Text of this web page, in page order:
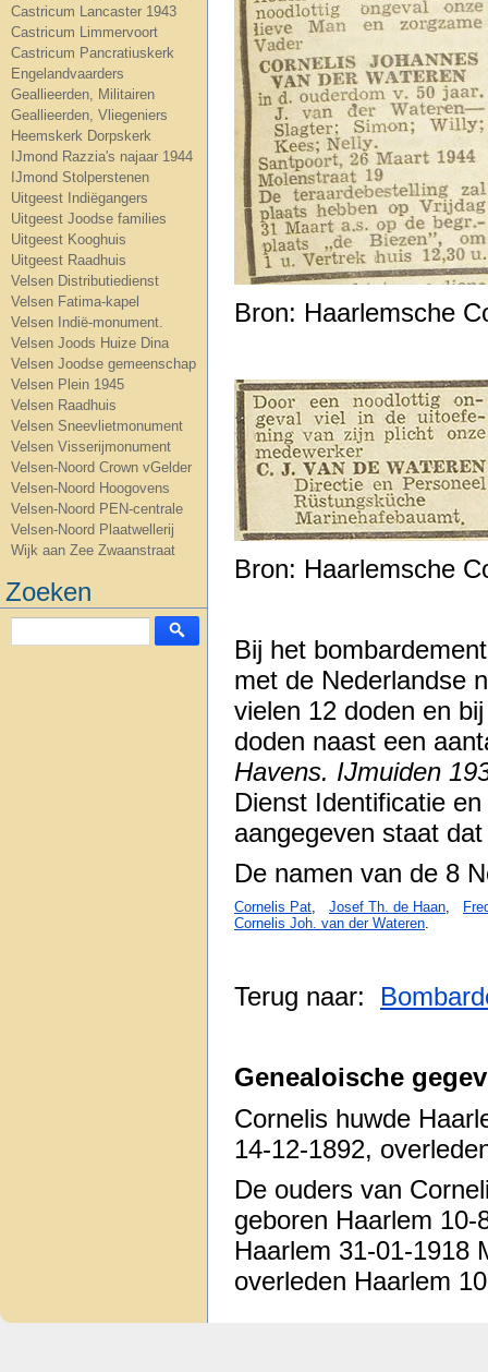
Castricum Lancaster 1943
Castricum Limmervoort
Castricum Pancratiuskerk
Engelandvaarders
Geallieerden, Militairen
Geallieerden, Vliegeniers
Heemskerk Dorpskerk
IJmond Razzia's najaar 1944
IJmond Stolperstenen
Uitgeest Indiëgangers
Uitgeest Joodse families
Uitgeest Kooghuis
Uitgeest Raadhuis
Velsen Distributiedienst
Velsen Fatima-kapel
Velsen Indië-monument.
Velsen Joods Huize Dina
Velsen Joodse gemeenschap
Velsen Plein 1945
Velsen Raadhuis
Velsen Sneevlietmonument
Velsen Visserijmonument
Velsen-Noord Crown vGelder
Velsen-Noord Hoogovens
Velsen-Noord PEN-centrale
Velsen-Noord Plaatwellerij
Wijk aan Zee Zwaanstraat
Zoeken
Bron: Haarlemsche
Bron: Haarlemsche
Bij het
met de Nederlandse
vielen 12 doden en
doden naast een
Havens. IJmuiden
Dienst Identificatie
aangegeven staat
De namen van de 8
Cornelis Pat, Josef Th. de Haan,
Cornelis Joh. van der Wateren.
Terug naar:
Genealoische
Cornelis huwde
14-12-1892,
De ouders van
geboren Haarlem
Haarlem 31-01-1918
overleden Haarlem